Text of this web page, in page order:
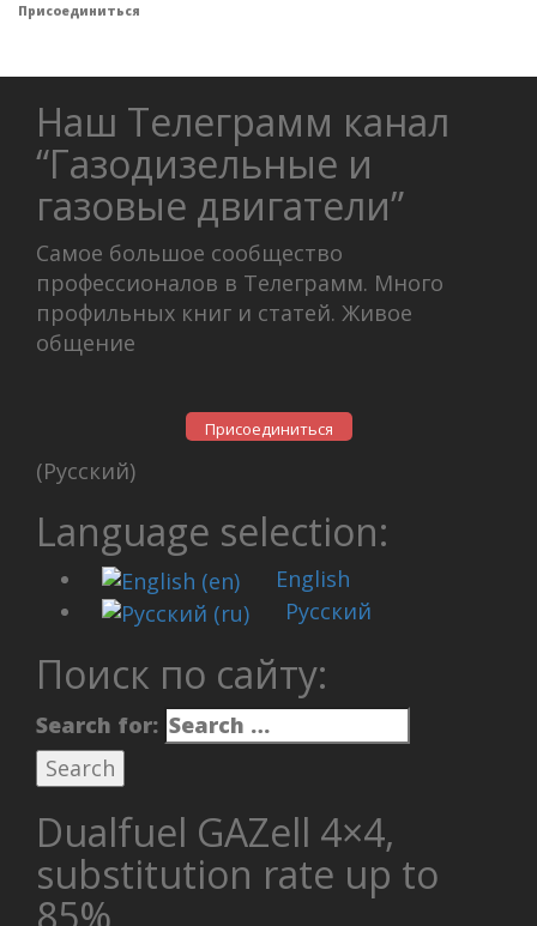
Присоединиться
Наш Телеграмм канал
“Газодизельные и
газовые двигатели”
Самое большое сообщество
профессионалов в Телеграмм. Много
профильных книг и статей. Живое
общение
Присоединиться
(Русский)
Language selection:
English
Русский
Поиск по сайту:
Search for:
Dualfuel GAZell 4×4,
substitution rate up to
85%